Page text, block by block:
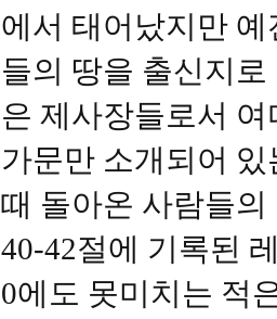
에서 태어났지만
들의 땅을 출신지
은 제사장들로서
가문만 소개되어
때 돌아온 사람들
40-42절에 기록된
0에도 못미치는 적